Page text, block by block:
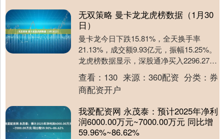
无双策略 曼卡龙龙虎榜数据（1月30
日）
曼卡龙今日下跌15.81%，全天换手率
21.13%，成交额9.93亿元，振幅15.25%。
龙虎榜数据显示，深股通净买入2296.27万
元，营业部席位合计净卖出1....
查看： 130 来源： 360配资 分类： 券
商配资开户
我爱配资网 永茂泰：预计2025年净利
润6000.00万元~7000.00万元 同比增
59.96%~86.62%